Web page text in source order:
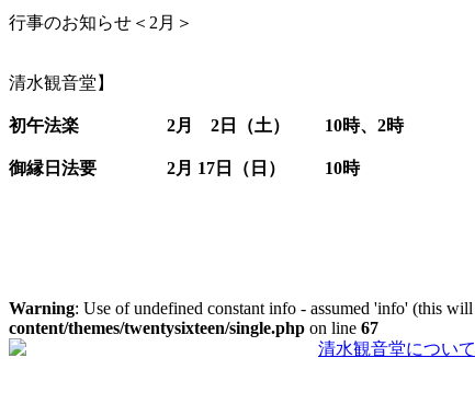
行事のお知らせ＜2月＞
清水観音堂】
初午法楽 2月 2日（土） 10時、2時
御縁日法要 2月 17日（日） 10時
Warning: Use of undefined constant info - assumed 'info' (this
content/themes/twentysixteen/single.php on line 67
清水観音堂について